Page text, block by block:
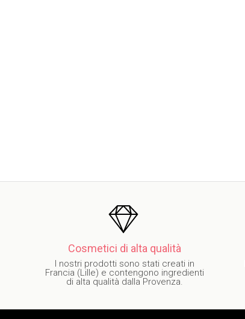
Cosmetici di alta qualità
I nostri prodotti sono stati creati in
Francia (Lille) e contengono ingredienti
di alta qualità dalla Provenza.